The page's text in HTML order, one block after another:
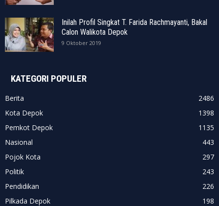
Inilah Profil Singkat T. Farida Rachmayanti, Bakal
Calon Walikota Depok
9 Oktober 2019
KATEGORI POPULER
Berita
2486
Kota Depok
1398
Pemkot Depok
1135
Nasional
443
Pojok Kota
297
Politik
243
Pendidikan
226
Pilkada Depok
198